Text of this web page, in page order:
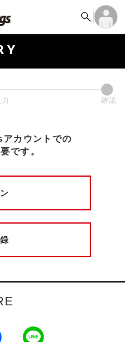






確認
カウントでの
です。